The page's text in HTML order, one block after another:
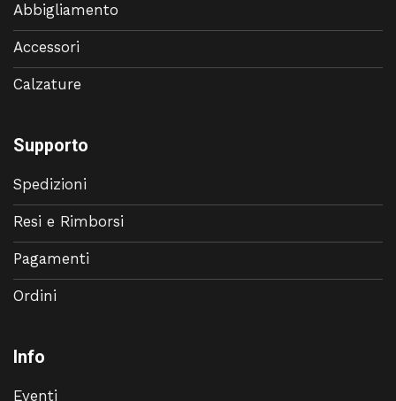
Abbigliamento
Accessori
Calzature
Supporto
Spedizioni
Resi e Rimborsi
Pagamenti
Ordini
Info
Eventi